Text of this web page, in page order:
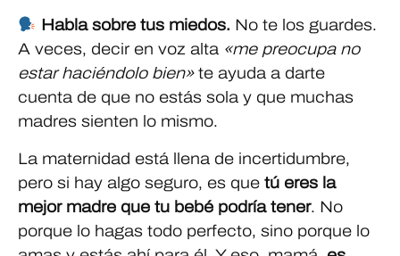
Habla sobre tus miedos. No te los guardes.
A veces, decir en voz alta «me preocupa no
estar haciéndolo bien»te ayuda a darte
cuenta de que no estás sola y que muchas
madres sienten lo mismo.
La maternidad está llena de incertidumbre,
pero si hay algo seguro, es que tú eres la
mejor madre que tu bebé podría tener. No
porque lo hagas todo perfecto, sino porque lo